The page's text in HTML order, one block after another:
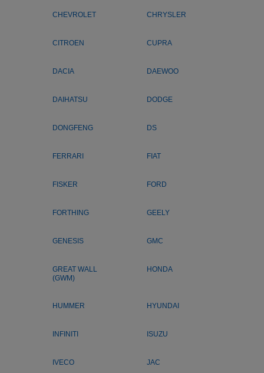
CHEVROLET CHRYSLER
CITROEN CUPRA
DACIA DAEWOO
DAIHATSU DODGE
DONGFENG DS
FERRARI FIAT
FISKER FORD
FORTHING GEELY
GENESIS GMC
GREAT WALL
(GWM)
HONDA
HUMMER HYUNDAI
INFINITI ISUZU
IVECO JAC